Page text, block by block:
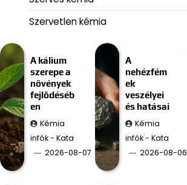
Szervetlen kémia
A kálium
szerepe a
növények
fejlődéséb
en
Kémia
infók - Kata
2026-08-07
A
nehézfém
ek
veszélyei
és hatásai
Kémia
infók - Kata
2026-08-06